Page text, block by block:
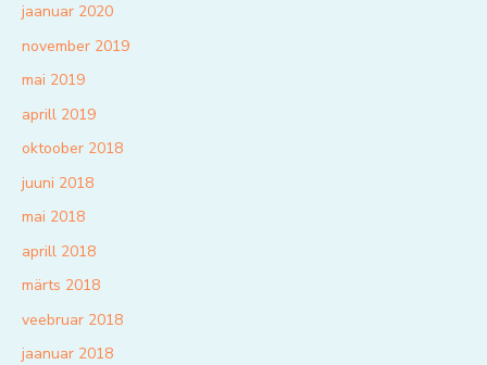
jaanuar 2020
november 2019
mai 2019
aprill 2019
oktoober 2018
juuni 2018
mai 2018
aprill 2018
märts 2018
veebruar 2018
jaanuar 2018